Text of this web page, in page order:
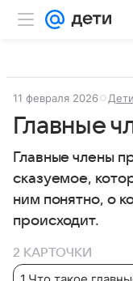
11 февраля 2026
Главные
Главные члены
сказуемое,
ним понятно, о
происходит.
2 КАРТОЧКИ